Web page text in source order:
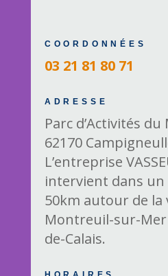
COORDONNÉES
03 21 81 80 71
ADRESSE
Parc d’Activités
62170
L’entreprise
intervient dans un
50km autour de la
Montreuil-sur-Mer
de-Calais.